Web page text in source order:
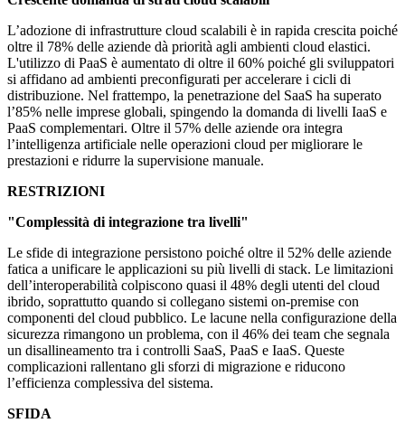
L’adozione di infrastrutture cloud scalabili è in rapida crescita poiché
oltre il 78% delle aziende dà priorità agli ambienti cloud elastici.
L'utilizzo di PaaS è aumentato di oltre il 60% poiché gli sviluppatori
si affidano ad ambienti preconfigurati per accelerare i cicli di
distribuzione. Nel frattempo, la penetrazione del SaaS ha superato
l’85% nelle imprese globali, spingendo la domanda di livelli IaaS e
PaaS complementari. Oltre il 57% delle aziende ora integra
l’intelligenza artificiale nelle operazioni cloud per migliorare le
prestazioni e ridurre la supervisione manuale.
RESTRIZIONI
"Complessità di integrazione tra livelli"
Le sfide di integrazione persistono poiché oltre il 52% delle aziende
fatica a unificare le applicazioni su più livelli di stack. Le limitazioni
dell’interoperabilità colpiscono quasi il 48% degli utenti del cloud
ibrido, soprattutto quando si collegano sistemi on-premise con
componenti del cloud pubblico. Le lacune nella configurazione della
sicurezza rimangono un problema, con il 46% dei team che segnala
un disallineamento tra i controlli SaaS, PaaS e IaaS. Queste
complicazioni rallentano gli sforzi di migrazione e riducono
l’efficienza complessiva del sistema.
SFIDA